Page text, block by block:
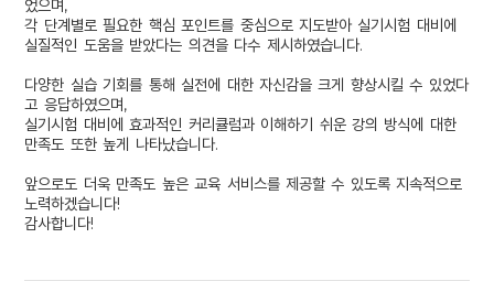
었으며,
각 단계별로 필요한 핵심 포인트를 중심으로 지도받아 실기시험 대비에
실질적인 도움을 받았다는 의견을 다수 제시하였습니다.
다양한 실습 기회를 통해 실전에 대한 자신감을 크게 향상시킬 수 있었다
고 응답하였으며,
실기시험 대비에 효과적인 커리큘럼과 이해하기 쉬운 강의 방식에 대한
만족도 또한 높게 나타났습니다.
앞으로도 더욱 만족도 높은 교육 서비스를 제공할 수 있도록 지속적으로
노력하겠습니다!
감사합니다!